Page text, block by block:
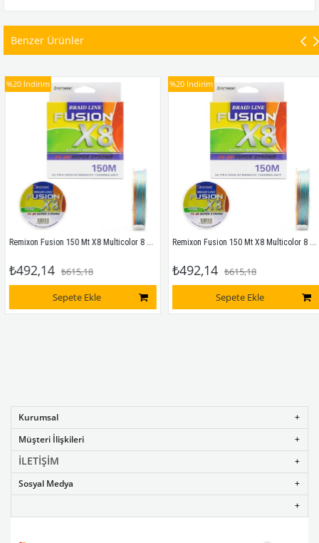
Benzer Ürünler
Remixon Fusion 150 Mt X8 Multicolor 8 Kat İp Misina # 0,13 Mm
₺492,14
₺615,18
Sepete Ekle
%20 İndirim
Remixon Fusion 150 Mt X8 Multicolor 8 Kat İp Misina # 0,16 Mm
₺492,14
₺615,18
Sepete Ekle
%20 İndirim
Kurumsal
Müşteri İlişkileri
İLETİŞİM
Sosyal Medya